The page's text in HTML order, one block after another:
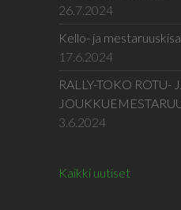
26.7.2024
Kello- ja
17.6.2024
RALLY-TOKO ROTU-
3.6.2024
Kaikki uutiset